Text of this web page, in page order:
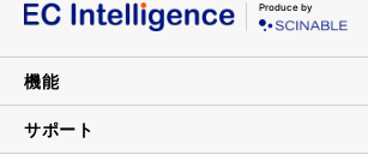
Produce by
機能
サポート